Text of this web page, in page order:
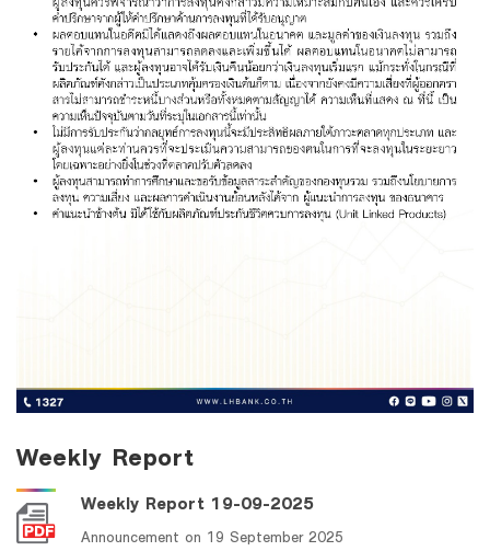
Weekly Report
Weekly Report 19-09-2025
Announcement on 19 September 2025